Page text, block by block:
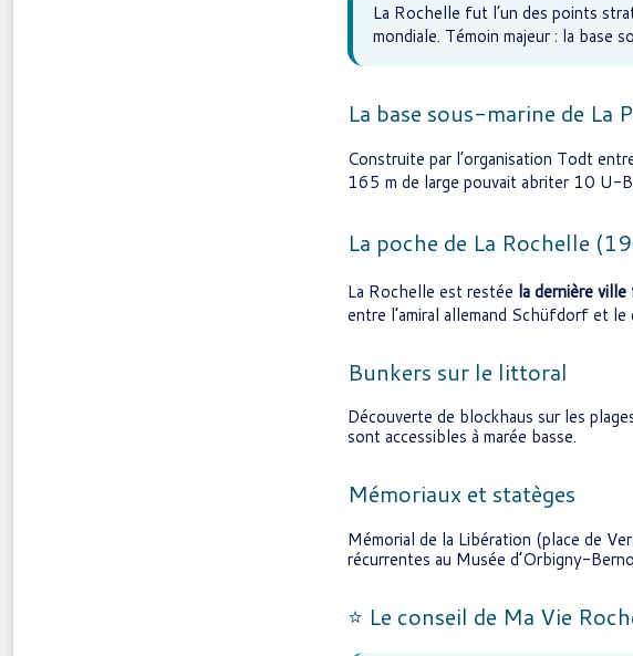
La Rochelle fut l’un des points
mondiale. Témoin majeur : la base
La base sous-marine de La
Construite par l’organisation Todt
165 m de large pouvait abriter 10 U-
La poche de La Rochelle
La Rochelle est restée la dernière ville
entre l’amiral allemand Schüfdorf et
Bunkers sur le littoral
Découverte de blockhaus sur les
sont accessibles à marée basse.
Mémoriaux et statèges
Mémorial de la Libération (place de
récurrentes au Musée d’Orbigny-
⭐ Le conseil de Ma Vie